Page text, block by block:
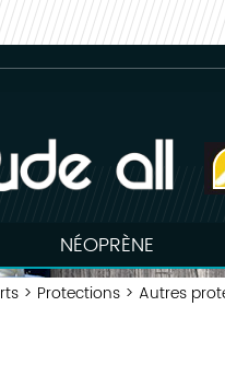
NÉOPRÈNE
> Protections > Autres